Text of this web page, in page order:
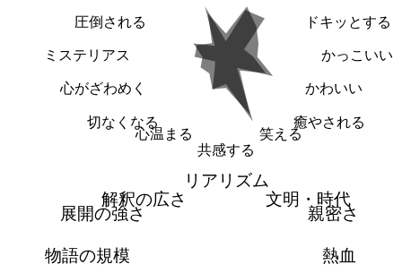
ドキッとする
かっこいい
かわいい
癒やされる
笑える
共感する
心温まる
切なくなる
心がざわめく
ミステリアス
圧倒される
リアリズム
文明・時代
親密さ
熱血
物語の規模
展開の強さ
解釈の広さ